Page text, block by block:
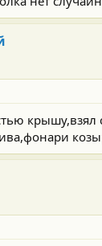
крышу,взял